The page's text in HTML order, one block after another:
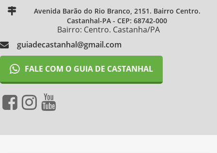
Avenida Barão do Rio Branco, 2151. Bairro Centro.
Castanhal-PA - CEP: 68742-000
Bairro: Centro. Castanha/PA
guiadecastanhal@gmail.com
FALE COM O GUIA DE CASTANHAL